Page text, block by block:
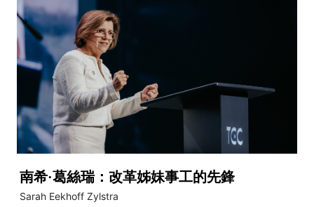
南希·葛絲瑞：改革姊妹事工的先鋒
Sarah Eekhoff Zylstra